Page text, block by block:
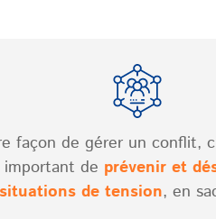
façon de gérer un conflit,
de prévenir et
de tension, en